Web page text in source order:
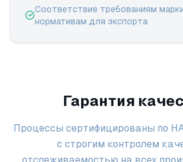
Соответствие требованиям
нормативам для экспорта
Гарантия
Процессы сертифицированы по
с строгим контролем